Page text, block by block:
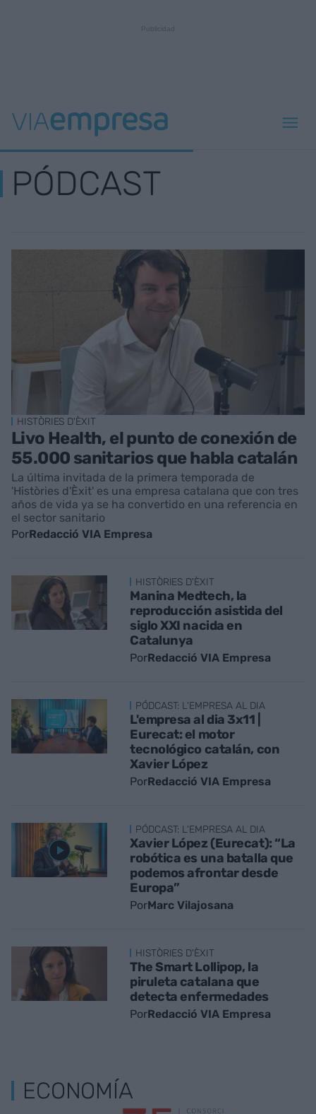
PÓDCAST
HISTÒRIES D'ÈXIT
Livo Health, el punto de conexión de
55.000 sanitarios que habla catalán
La última invitada de la primera temporada de
'Històries d'Èxit' es una empresa catalana que con tres
años de vida ya se ha convertido en una referencia en
el sector sanitario
PorRedacció VIA Empresa
HISTÒRIES D'ÈXIT
Manina Medtech, la
reproducción asistida del
siglo XXI nacida en
Catalunya
PorRedacció VIA Empresa
PÓDCAST: L'EMPRESA AL DIA
L'empresa al dia 3x11 |
Eurecat: el motor
tecnológico catalán, con
Xavier López
PorRedacció VIA Empresa
PÓDCAST: L'EMPRESA AL DIA
Xavier López (Eurecat): “La
robótica es una batalla que
podemos afrontar desde
Europa”
PorMarc Vilajosana
HISTÒRIES D'ÈXIT
The Smart Lollipop, la
piruleta catalana que
detecta enfermedades
PorRedacció VIA Empresa
ECONOMÍA